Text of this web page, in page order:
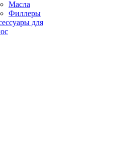
Масла
Филлеры
для